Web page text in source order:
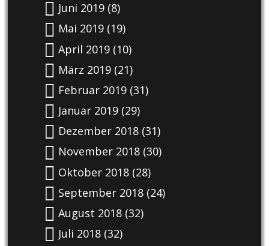
Juni 2019(8)
Mai 2019(19)
April 2019(10)
März 2019(21)
Februar 2019(31)
Januar 2019(29)
Dezember 2018(31)
November 2018(30)
Oktober 2018(28)
September 2018(24)
August 2018(32)
Juli 2018(32)